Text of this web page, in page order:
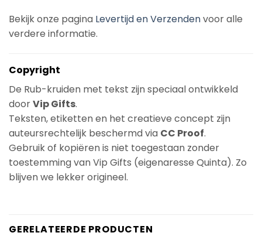
Bekijk onze pagina Levertijd en Verzendenvoor alle
verdere informatie.
Copyright
De Rub-kruiden met tekst zijn speciaal ontwikkeld
doorVip Gifts.
Teksten, etiketten en het creatieve concept zijn
auteursrechtelijk beschermd via CC Proof.
Gebruik of kopiëren is niet toegestaan zonder
toestemming van Vip Gifts (eigenaresse Quinta). Zo
blijven we lekker origineel.
GERELATEERDE PRODUCTEN